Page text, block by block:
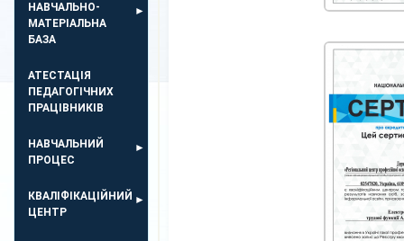
НАВЧАЛЬНО-
МАТЕРІАЛЬНА
БАЗА
АТЕСТАЦІЯ
ПЕДАГОГІЧНИХ
ПРАЦІВНИКІВ
НАВЧАЛЬНИЙ
ПРОЦЕС
КВАЛІФІКАЦІЙНИЙ
ЦЕНТР